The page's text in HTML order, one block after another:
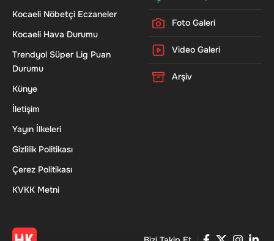
Kocaeli Nöbetçi Eczaneler
Kocaeli Hava Durumu
Trendyol Süper Lig Puan
Durumu
Künye
İletişim
Yayın İlkeleri
Gizlilik Politikası
Çerez Politikası
KVKK Metni
Foto Galeri
Video Galeri
Arşiv